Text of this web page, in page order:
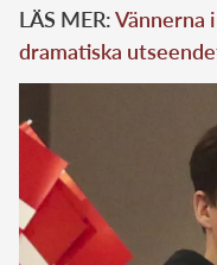
LÄS MER:Vännerna
dramatiska